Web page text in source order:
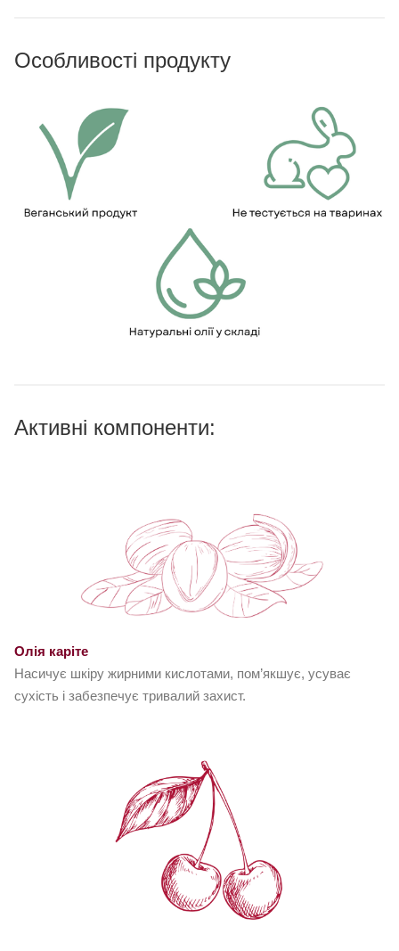
Особливості продукту
Активні компоненти:
Олія каріте
Насичує шкіру жирними кислотами, пом’якшує, усуває
сухість і забезпечує тривалий захист.